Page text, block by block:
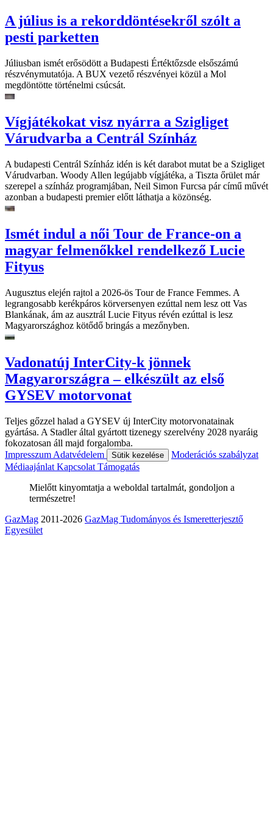
A július is a rekorddöntésekről szólt a
pesti parketten
Júliusban ismét erősödött a Budapesti Értéktőzsde elsőszámú
részvénymutatója. A BUX vezető részvényei közül a Mol
megdöntötte történelmi csúcsát.
Vígjátékokat visz nyárra a Szigliget
Várudvarba a Centrál Színház
A budapesti Centrál Színház idén is két darabot mutat be a Szigliget
Várudvarban. Woody Allen legújabb vígjátéka, a Tiszta őrület már
szerepel a színház programjában, Neil Simon Furcsa pár című művét
azonban a budapesti premier előtt láthatja a közönség.
Ismét indul a női Tour de France-on a
magyar felmenőkkel rendelkező Lucie
Fityus
Augusztus elején rajtol a 2026-ös Tour de France Femmes. A
legrangosabb kerékpáros körversenyen ezúttal nem lesz ott Vas
Blankának, ám az ausztrál Lucie Fityus révén ezúttal is lesz
Magyarországhoz kötődő bringás a mezőnyben.
Vadonatúj InterCity-k jönnek
Magyarországra – elkészült az első
GYSEV motorvonat
Teljes gőzzel halad a GYSEV új InterCity motorvonatainak
gyártása. A Stadler által gyártott tizenegy szerelvény 2028 nyaráig
fokozatosan áll majd forgalomba.
Impresszum Adatvédelem Sütik kezelése
Moderációs szabályzat
Médiaajánlat Kapcsolat Támogatás
Mielőtt kinyomtatja a weboldal tartalmát, gondoljon a
természetre!
GazMag 2011-2026 GazMag Tudományos és Ismeretterjesztő
Egyesület